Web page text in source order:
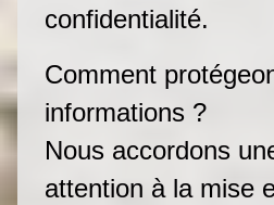
confidentialité.
Comment
informations ?
Nous accordons
attention à la mise